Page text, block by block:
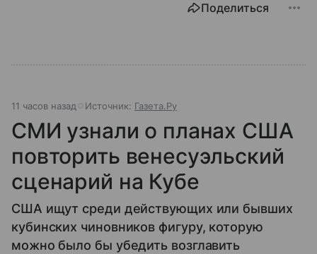
Поделиться
11 часов назад Источник: Газета.Ру
СМИ узнали о планах США
повторить венесуэльский
сценарий на Кубе
США ищут среди действующих или бывших
кубинских чиновников фигуру, которую
можно было бы убедить возглавить